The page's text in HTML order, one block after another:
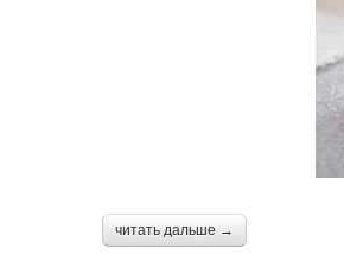
читать дальше →